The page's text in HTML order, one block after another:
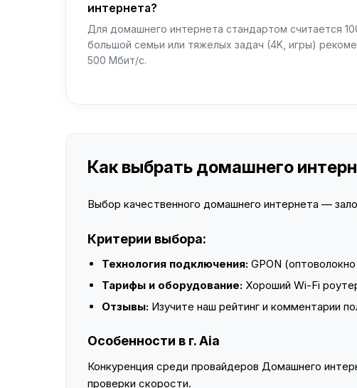
интернета?
Для домашнего интернета стандартом считается
большой семьи или тяжелых задач (4K, игры)
500 Мбит/с.
Как выбрать домашнего
Выбор качественного домашнего интернета —
Критерии выбора:
Технология подключения: GPON
Тарифы и оборудование: Хороший Wi-Fi
Отзывы: Изучите наш рейтинг и комментарии
Особенности в г. Aia
Конкуренция среди провайдеров Домашнего
проверки скорости.